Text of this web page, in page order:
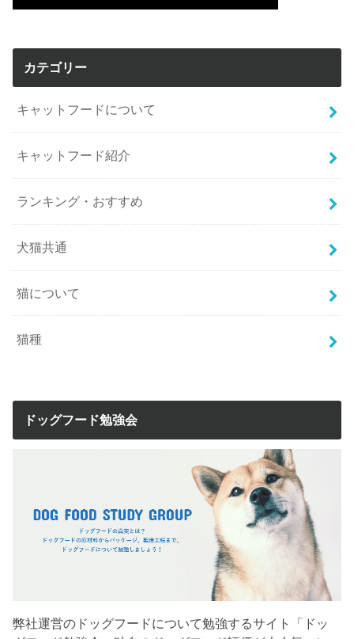
カテゴリー
キャットフードについて
キャットフード紹介
ランキング・おすすめ
犬猫共通
猫について
猫種
ドッグフード勉強会
弊社運営のドッグフードについて勉強するサイト「ドッ